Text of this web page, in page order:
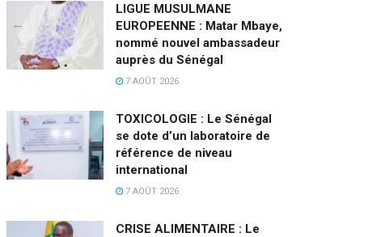
LIGUE MUSULMANE
EUROPEENNE : Matar Mbaye,
nommé nouvel ambassadeur
auprès du Sénégal
7 AOÛT 2026
TOXICOLOGIE : Le Sénégal
se dote d’un laboratoire de
référence de niveau
international
7 AOÛT 2026
CRISE ALIMENTAIRE : Le